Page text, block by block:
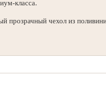
класса.
прозрачный чехол из